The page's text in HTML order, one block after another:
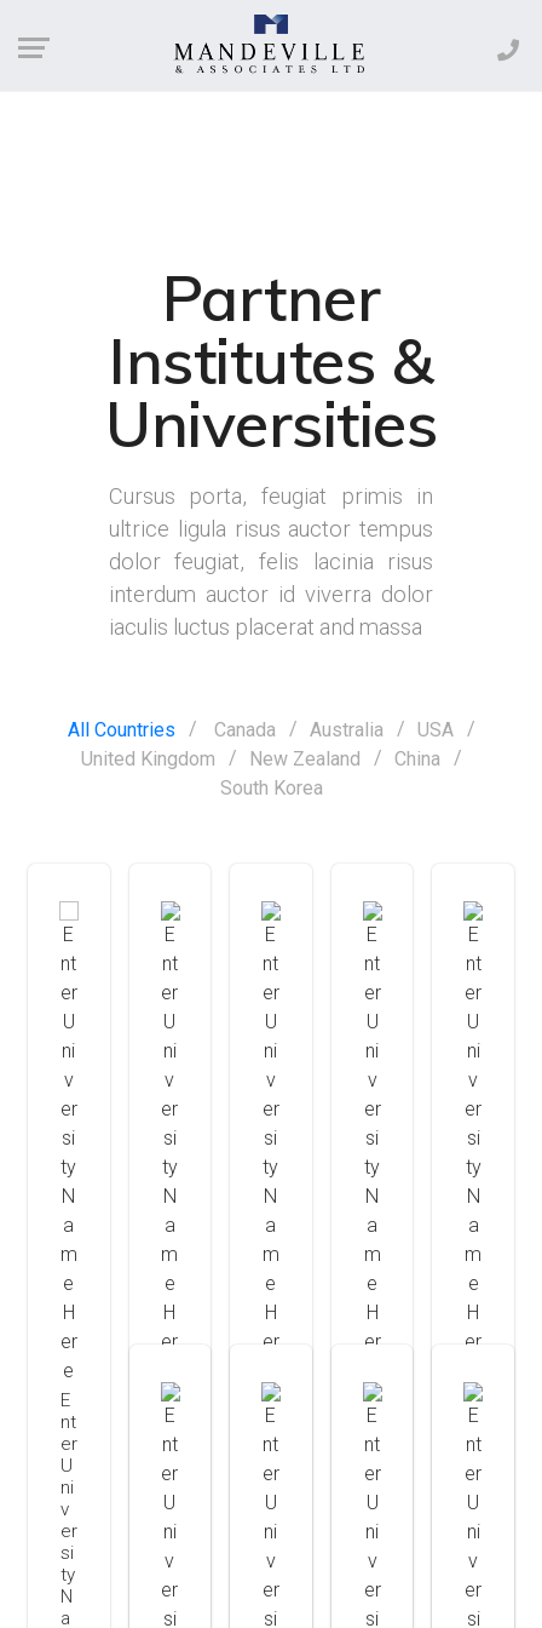
Partner
Institutes &
Universities
Cursus porta, feugiat primis in
ultrice ligula risus auctor tempus
dolor feugiat, felis lacinia risus
interdum auctor id viverra dolor
iaculis luctus placerat and massa
All Countries Canada Australia
USA
United Kingdom
New Zealand
China
South Korea
E
nt
er
U
ni
v
er
si
ty
N
a
E
nt
er
U
ni
v
er
si
ty
N
a
E
nt
er
U
ni
v
er
si
ty
N
a
E
nt
er
U
ni
v
er
si
ty
N
a
E
nt
er
U
ni
v
er
si
ty
N
a